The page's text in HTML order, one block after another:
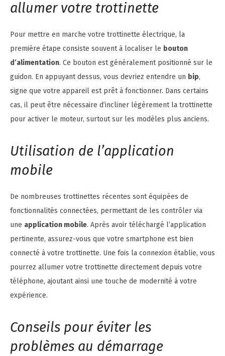
allumer votre trottinette
Pour mettre en marche votre trottinette électrique, la
première étape consiste souvent à localiser le bouton
d’alimentation. Ce bouton est généralement positionné sur le
guidon. En appuyant dessus, vous devriez entendre un bip,
signe que votre appareil est prêt à fonctionner. Dans certains
cas, il peut être nécessaire d’incliner légèrement la trottinette
pour activer le moteur, surtout sur les modèles plus anciens.
Utilisation de l’application
mobile
De nombreuses trottinettes récentes sont équipées de
fonctionnalités connectées, permettant de les contrôler via
une application mobile. Après avoir téléchargé l’application
pertinente, assurez-vous que votre smartphone est bien
connecté à votre trottinette. Une fois la connexion établie, vous
pourrez allumer votre trottinette directement depuis votre
téléphone, ajoutant ainsi une touche de modernité à votre
expérience.
Conseils pour éviter les
problèmes au démarrage